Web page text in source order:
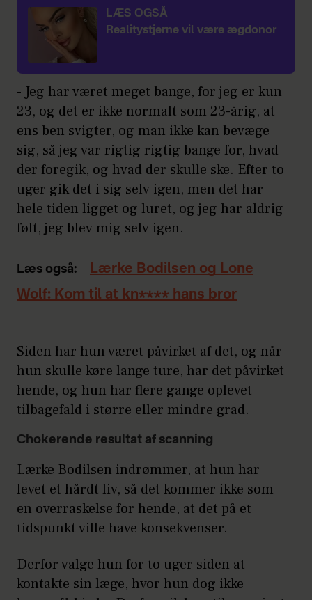
LÆS OGSÅ
Realitystjerne vil være ægdonor
- Jeg har været meget bange, for jeg er kun
23, og det er ikke normalt som 23-årig, at
ens ben svigter, og man ikke kan bevæge
sig, så jeg var rigtig rigtig bange for, hvad
der foregik, og hvad der skulle ske. Efter to
uger gik det i sig selv igen, men det har
hele tiden ligget og luret, og jeg har aldrig
følt, jeg blev mig selv igen.
Læs også:
Lærke Bodilsen og Lone
Wolf: Kom til at kn**** hans bror
Siden har hun været påvirket af det, og når
hun skulle køre lange ture, har det påvirket
hende, og hun har flere gange oplevet
tilbagefald i større eller mindre grad.
Chokerende resultat af scanning
Lærke Bodilsen indrømmer, at hun har
levet et hårdt liv, så det kommer ikke som
en overraskelse for hende, at det på et
tidspunkt ville have konsekvenser.
Derfor valge hun for to uger siden at
kontakte sin læge, hvor hun dog ikke